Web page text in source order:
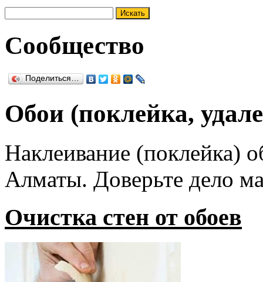
Сообщество
Поделиться…
Обои (поклейка,
Наклеивание (поклейка)
Алматы. Доверьте дело
Очистка стен от обоев